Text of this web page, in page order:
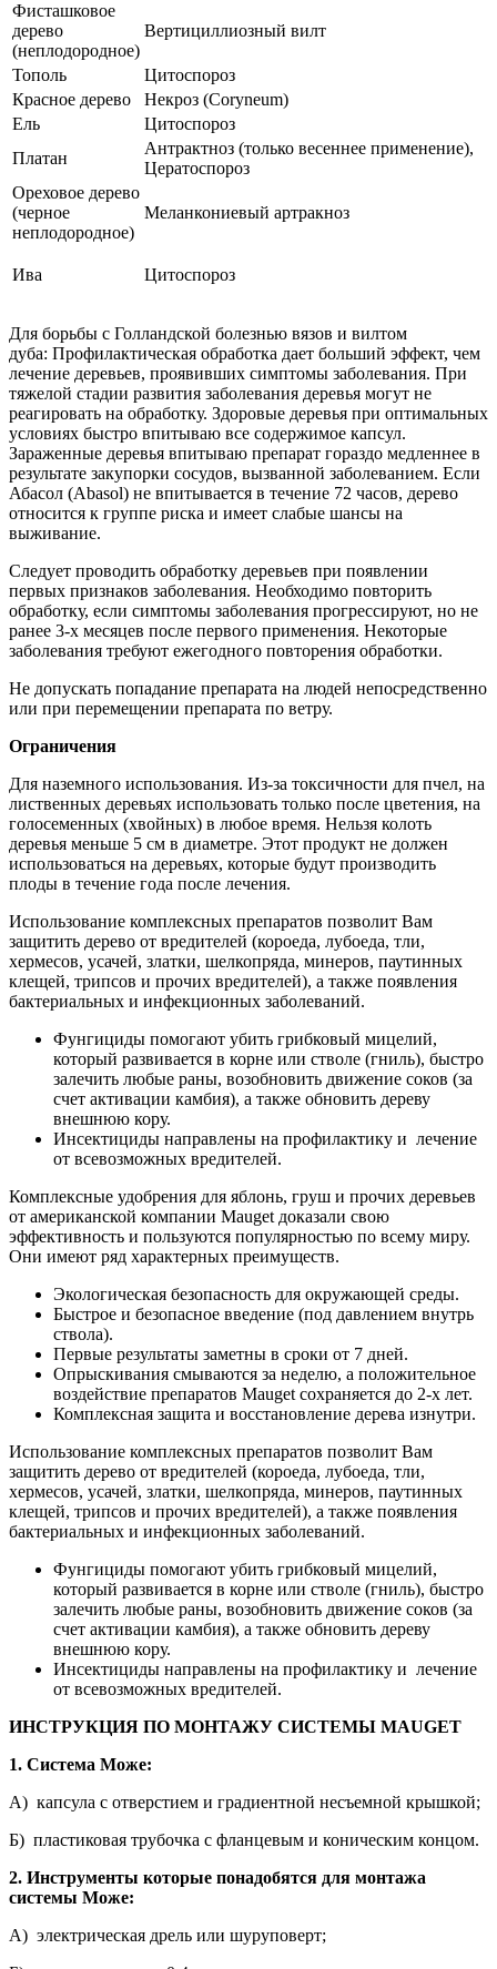
Фисташковое
дерево
(неплодородное)
Вертициллиозный вилт
Тополь
Цитоспороз
Красное дерево
Некроз (Coryneum)
Ель
Цитоспороз
Платан
Антрактноз (только весеннее применение),
Цератоспороз
Ореховое дерево
(черное
неплодородное)
Меланкониевый артракноз
Ива Цитоспороз
Для борьбы с Голландской болезнью вязов и вилтом
дуба: Профилактическая обработка дает больший эффект, чем
лечение деревьев, проявивших симптомы заболевания. При
тяжелой стадии развития заболевания деревья могут не
реагировать на обработку. Здоровые деревья при оптимальных
условиях быстро впитываю все содержимое капсул.
Зараженные деревья впитываю препарат гораздо медленнее в
результате закупорки сосудов, вызванной заболеванием. Если
Абасол (Abasol) не впитывается в течение 72 часов, дерево
относится к группе риска и имеет слабые шансы на
выживание.
Следует проводить обработку деревьев при появлении
первых признаков заболевания. Необходимо повторить
обработку, если симптомы заболевания прогрессируют, но не
ранее 3-х месяцев после первого применения. Некоторые
заболевания требуют ежегодного повторения обработки.
Не допускать попадание препарата на людей непосредственно
или при перемещении препарата по ветру.
Ограничения
Для наземного использования. Из-за токсичности для пчел, на
лиственных деревьях использовать только после цветения, на
голосеменных (хвойных) в любое время. Нельзя колоть
деревья меньше 5 см в диаметре. Этот продукт не должен
использоваться на деревьях, которые будут производить
плоды в течение года после лечения.
Использование комплексных препаратов позволит Вам
защитить дерево от вредителей (короеда, лубоеда, тли,
хермесов, усачей, златки, шелкопряда, минеров, паутинных
клещей, трипсов и прочих вредителей), а также появления
бактериальных и инфекционных заболеваний.
Фунгициды помогают убить грибковый мицелий,
который развивается в корне или стволе (гниль), быстро
залечить любые раны, возобновить движение соков (за
счет активации камбия), а также обновить дереву
внешнюю кору.
Инсектициды направлены на профилактику и лечение
от всевозможных вредителей.
Комплексные удобрения для яблонь, груш и прочих деревьев
от американской компании Mauget доказали свою
эффективность и пользуются популярностью по всему миру.
Они имеют ряд характерных преимуществ.
Экологическая безопасность для окружающей среды.
Быстрое и безопасное введение (под давлением внутрь
ствола).
Первые результаты заметны в сроки от 7 дней.
Опрыскивания смываются за неделю, а положительное
воздействие препаратов Mauget сохраняется до 2-х лет.
Комплексная защита и восстановление дерева изнутри.
Использование комплексных препаратов позволит Вам
защитить дерево от вредителей (короеда, лубоеда, тли,
хермесов, усачей, златки, шелкопряда, минеров, паутинных
клещей, трипсов и прочих вредителей), а также появления
бактериальных и инфекционных заболеваний.
Фунгициды помогают убить грибковый мицелий,
который развивается в корне или стволе (гниль), быстро
залечить любые раны, возобновить движение соков (за
счет активации камбия), а также обновить дереву
внешнюю кору.
Инсектициды направлены на профилактику и лечение
от всевозможных вредителей.
ИНСТРУКЦИЯ ПО МОНТАЖУ СИСТЕМЫ MAUGET
1. Система Може:
А) капсула с отверстием и градиентной несъемной крышкой;
Б) пластиковая трубочка с фланцевым и коническим концом.
2. Инструменты которые понадобятся для монтажа
системы Може:
А) электрическая дрель или шуруповерт;